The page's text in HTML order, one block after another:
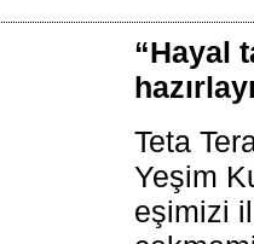
“Hayal
Teta
Yeşim
eşimizi